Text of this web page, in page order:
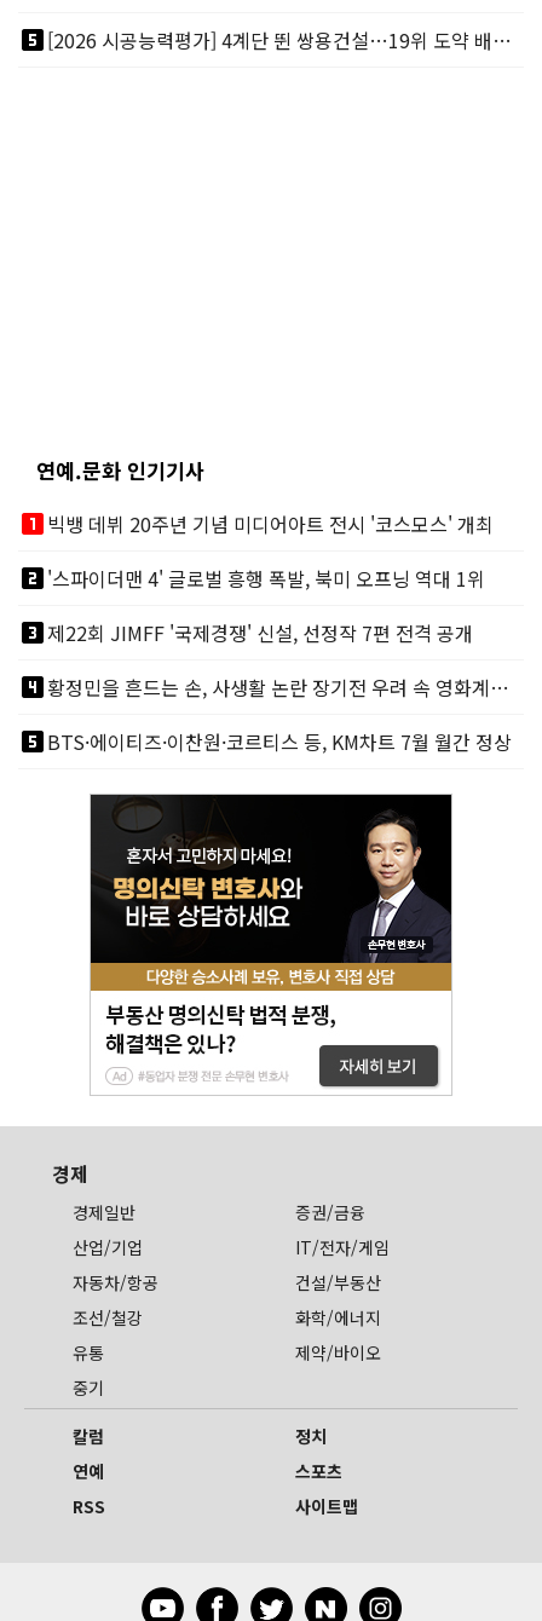
looks_5
[2026 시공능력평가] 4계단 뛴 쌍용건설…19위 도약 배경엔 ‘재무체력’
연예.문화 인기기사
looks_one빅뱅 데뷔 20주년 기념 미디어아트 전시 '코스모스' 개최
looks_two'스파이더맨 4' 글로벌 흥행 폭발, 북미 오프닝 역대 1위
looks_3제22회 JIMFF '국제경쟁' 신설, 선정작 7편 전격 공개
looks_4
황정민을 흔드는 손, 사생활 논란 장기전 우려 속 영화계도 리스크
looks_5BTS·에이티즈·이찬원·코르티스 등, KM차트 7월 월간 정상
경제
경제일반
증권/금융
산업/기업
IT/전자/게임
자동차/항공
건설/부동산
조선/철강
화학/에너지
유통
제약/바이오
중기
칼럼
정치
연예
스포츠
RSS
사이트맵